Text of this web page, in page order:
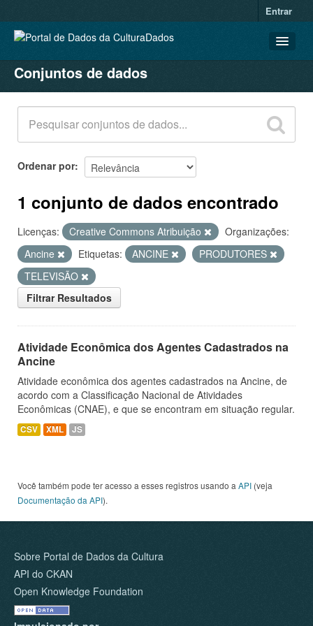
Entrar
CONJUNTOS DE DADOS
ORGANIZAÇÕES
GRUPOS
SOBRE
Conjuntos de dados
Ordenar por
1 conjunto de dados encontrado
Licenças: Creative Commons Atribuição
Organizações:
Ancine
Etiquetas: ANCINE
PRODUTORES
TELEVISÃO
Filtrar Resultados
Atividade Econômica dos Agentes Cadastrados na
Ancine
Atividade econômica dos agentes cadastrados na Ancine, de
acordo com a Classificação Nacional de Atividades
Econômicas (CNAE), e que se encontram em situação regular.
CSV XML JS
Você também pode ter acesso a esses registros usando a API (veja
Documentação da API).
Sobre Portal de Dados da Cultura
API do CKAN
Open Knowledge Foundation